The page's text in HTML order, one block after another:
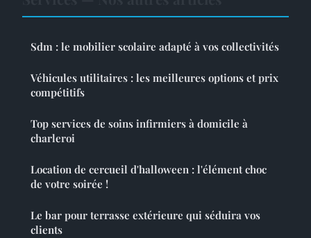
Sdm : le mobilier scolaire adapté à vos collectivités
Véhicules utilitaires : les meilleures options et prix
compétitifs
Top services de soins infirmiers à domicile à
charleroi
Location de cercueil d'halloween : l'élément choc
de votre soirée !
Le bar pour terrasse extérieure qui séduira vos
clients